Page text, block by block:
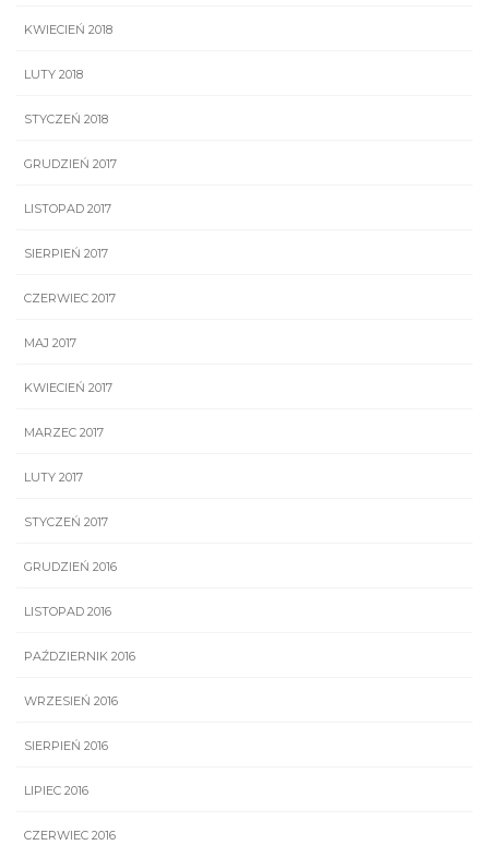
KWIECIEŃ 2018
LUTY 2018
STYCZEŃ 2018
GRUDZIEŃ 2017
LISTOPAD 2017
SIERPIEŃ 2017
CZERWIEC 2017
MAJ 2017
KWIECIEŃ 2017
MARZEC 2017
LUTY 2017
STYCZEŃ 2017
GRUDZIEŃ 2016
LISTOPAD 2016
PAŹDZIERNIK 2016
WRZESIEŃ 2016
SIERPIEŃ 2016
LIPIEC 2016
CZERWIEC 2016